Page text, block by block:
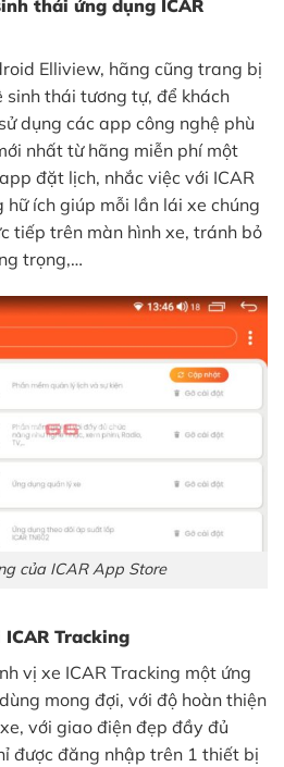
thái ứng dụng ICAR
Elliview, hãng cũng trang bị
thái tương tự, để khách
dụng các app công nghệ phù
nhất từ hãng miễn phí một
đặt lịch, nhắc việc với ICAR
ích giúp mỗi lần lái xe chúng
tiếp trên màn hình xe, tránh bỏ
trọng,…
của ICAR App Store
Tracking
vị xe ICAR Tracking một ứng
mong đợi, với độ hoàn thiện
với giao điện đẹp đầy đủ
được đăng nhập trên 1 thiết bị